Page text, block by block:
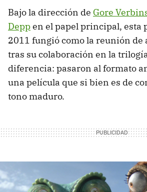
Bajo la dirección de Gore
Deppen el papel principal, esta
2011 fungió como la reunión de
tras su colaboración en la
diferencia: pasaron al formato
una película que si bien es de
tono maduro.